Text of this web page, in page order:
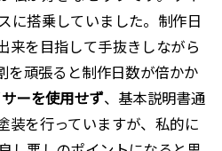
に搭乗していました。制作日
来を目指して手抜きしながら
を頑張ると制作日数が倍かか
ーを使用せず、基本説明書通
装を行っていますが、私的に